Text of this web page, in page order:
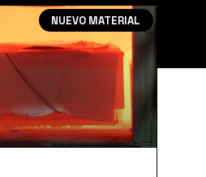
NUEVO MATERIAL